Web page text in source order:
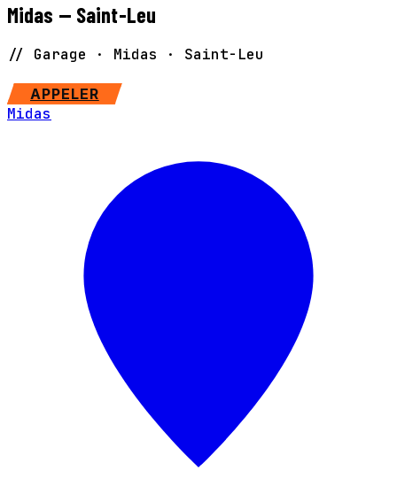
Midas — Saint-Leu
// Garage · Midas · Saint-Leu
APPELER
Midas